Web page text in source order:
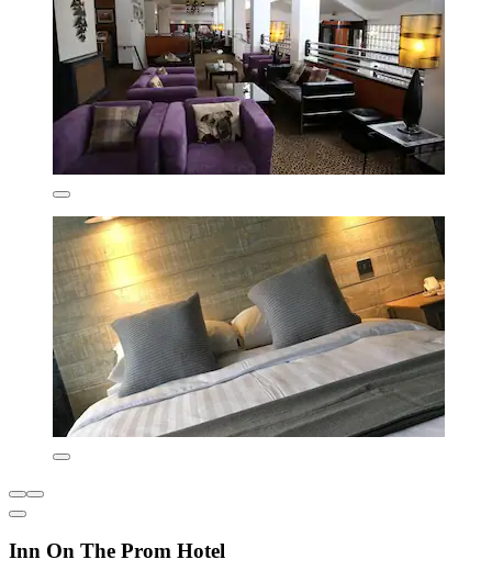
Inn On The Prom Hotel